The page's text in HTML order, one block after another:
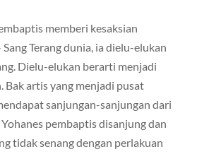
memberi kesaksian
Terang dunia, ia dielu-elukan
Dielu-elukan berarti menjadi
Bak artis yang menjadi pusat
sanjungan-sanjungan dari
pembaptis disanjung dan
tidak senang dengan perlakuan